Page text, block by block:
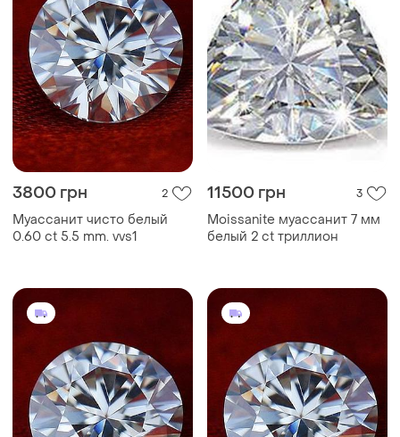
3800 грн 2
Муассанит чисто белый
0.60 ct 5.5 mm. vvs1
11500 грн 3
Moissanite муассанит 7 мм
белый 2 ct триллион